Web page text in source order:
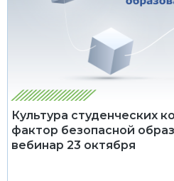
Культура студенческих
фактор безопасной
вебинар 23 октября